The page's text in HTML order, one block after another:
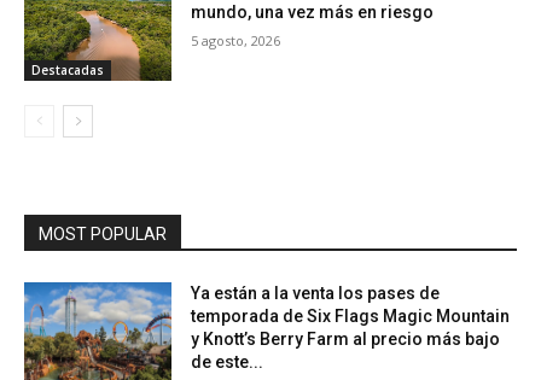
Destacadas
mundo, una vez más en riesgo
5 agosto, 2026
MOST POPULAR
Ya están a la venta los pases de
temporada de Six Flags Magic Mountain
y Knott’s Berry Farm al precio más bajo
de este...